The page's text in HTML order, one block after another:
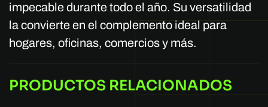
impecable durante todo el año. Su versatilidad
la convierte en el complemento ideal para
hogares, oficinas, comercios y más.
PRODUCTOS RELACIONADOS